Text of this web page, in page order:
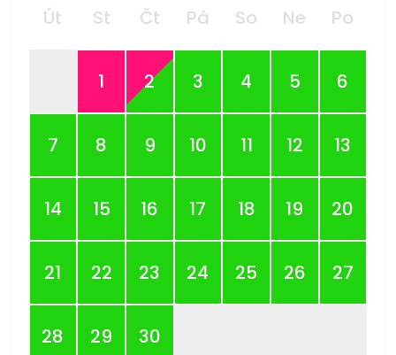
Út St Čt Pá So Ne Po
1 2 3 4 5 6
7 8 9 10 11 12 13
14 15 16 17 18 19 20
21 22 23 24 25 26 27
28 29 30